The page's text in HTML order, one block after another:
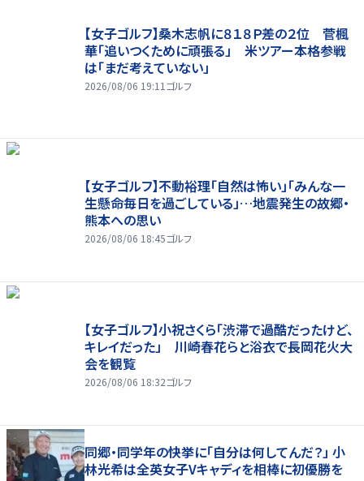
【女子ゴルフ】桑木志帆に８１８Ｐ差の２位 菅楓
華「追いつくために頑張る」 米ツアー本格参戦
は「まだ考えていない」
2026/08/06 19:11 ゴルフ
【女子ゴルフ】不動裕理「自然は怖い」「みんな一
生懸命毎日を過ごしている」…地震発生の故郷・
熊本への思い
2026/08/06 18:45ゴルフ
【女子ゴルフ】小祝さくら「渋滞で過酷だったけど、
キレイだった」 川崎春花らと浴衣で長岡花火大
会を観覧
2026/08/06 18:32ゴルフ
同郷・同学年の快挙に「自分は何してんだ？」 小
林光希は全英女子Vキャディを相棒に初優勝を